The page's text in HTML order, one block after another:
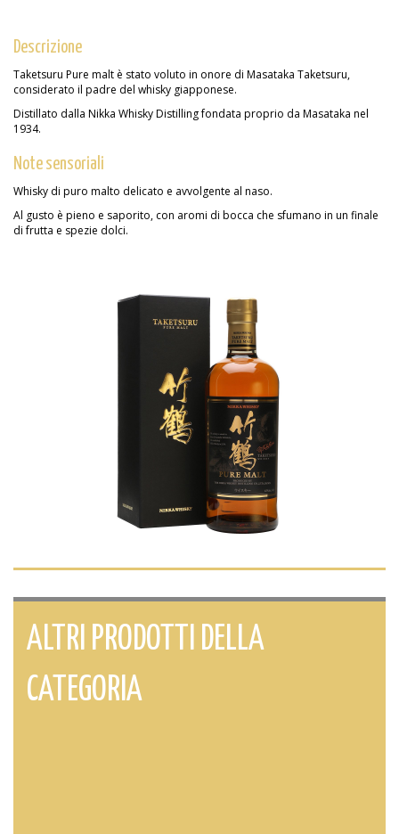
Descrizione
Taketsuru Pure malt è stato voluto in onore di Masataka Taketsuru,
considerato il padre del whisky giapponese.
Distillato dalla Nikka Whisky Distilling fondata proprio da Masataka nel
1934.
Note sensoriali
Whisky di puro malto delicato e avvolgente al naso.
Al gusto è pieno e saporito, con aromi di bocca che sfumano in un finale
di frutta e spezie dolci.
ALTRI PRODOTTI DELLA
CATEGORIA